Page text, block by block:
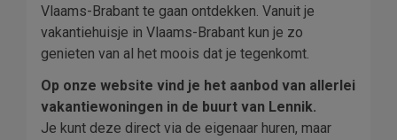
Vlaams-Brabant te gaan ontdekken. Vanuit je
vakantiehuisje in Vlaams-Brabant kun je zo
genieten van al het moois dat je tegenkomt.
Op onze website vind je het aanbod van allerlei
vakantiewoningen in de buurt van Lennik.
Je kunt deze direct via de eigenaar huren, maar